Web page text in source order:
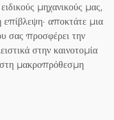
μηχανικούς μας,
αποκτάτε μια
σας προσφέρει την
στην καινοτομία
στη μακροπρόθεσμη